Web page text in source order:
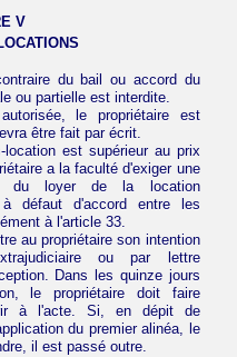
V
du bail ou accord du
ou partielle est interdite.
le propriétaire est
être fait par écrit.
est supérieur au prix
a la faculté d'exiger une
du loyer de la location
à défaut d'accord entre les
à l'article 33.
au propriétaire son intention
ou par lettre
Dans les quinze jours
le propriétaire doit faire
à l'acte. Si, en dépit de
du premier alinéa, le
il est passé outre.